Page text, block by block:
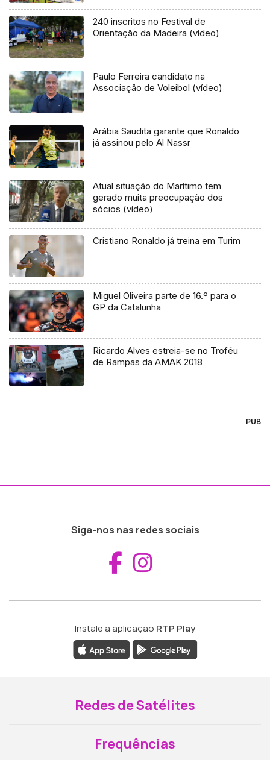
240 inscritos no Festival de
Orientação da Madeira (vídeo)
Paulo Ferreira candidato na
Associação de Voleibol (vídeo)
Arábia Saudita garante que Ronaldo
já assinou pelo Al Nassr
Atual situação do Marítimo tem
gerado muita preocupação dos
sócios (vídeo)
Cristiano Ronaldo já treina em Turim
Miguel Oliveira parte de 16.º para o
GP da Catalunha
Ricardo Alves estreia-se no Troféu
de Rampas da AMAK 2018
PUB
Siga-nos nas redes sociais
Aceder ao
Instale a aplicação RTP Play
Redes de Satélites
Frequências